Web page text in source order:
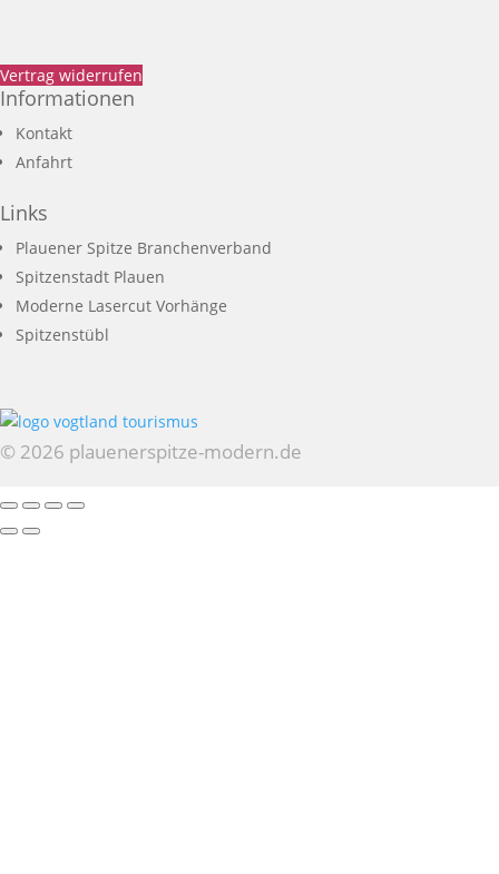
Vertrag widerrufen
Informationen
Kontakt
Anfahrt
Links
Plauener Spitze Branchenverband
Spitzenstadt Plauen
Moderne Lasercut Vorhänge
Spitzenstübl
© 2026 plauenerspitze-modern.de